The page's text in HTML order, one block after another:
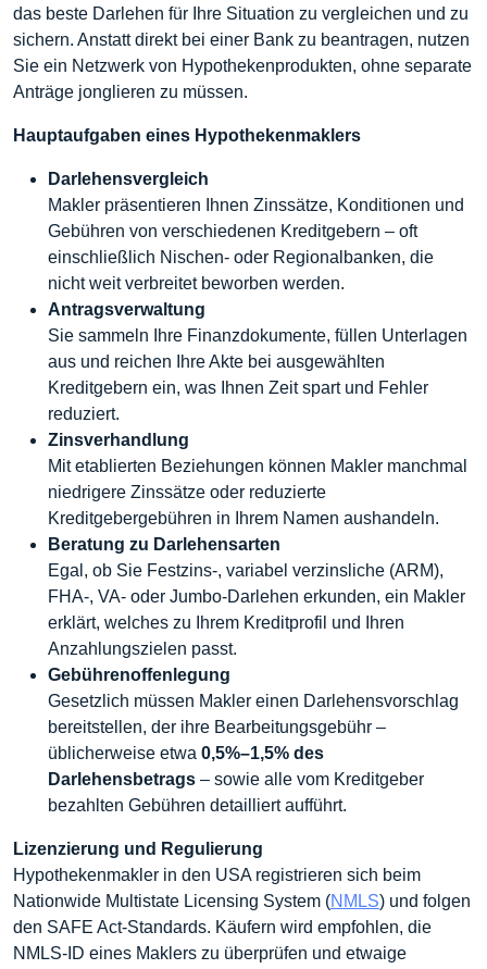
das beste Darlehen für Ihre Situation zu vergleichen und zu
sichern. Anstatt direkt bei einer Bank zu beantragen, nutzen
Sie ein Netzwerk von Hypothekenprodukten, ohne separate
Anträge jonglieren zu müssen.
Hauptaufgaben eines Hypothekenmaklers
Darlehensvergleich
Makler präsentieren Ihnen Zinssätze, Konditionen und
Gebühren von verschiedenen Kreditgebern – oft
einschließlich Nischen- oder Regionalbanken, die
nicht weit verbreitet beworben werden.
Antragsverwaltung
Sie sammeln Ihre Finanzdokumente, füllen Unterlagen
aus und reichen Ihre Akte bei ausgewählten
Kreditgebern ein, was Ihnen Zeit spart und Fehler
reduziert.
Zinsverhandlung
Mit etablierten Beziehungen können Makler manchmal
niedrigere Zinssätze oder reduzierte
Kreditgebergebühren in Ihrem Namen aushandeln.
Beratung zu Darlehensarten
Egal, ob Sie Festzins-, variabel verzinsliche (ARM),
FHA-, VA- oder Jumbo-Darlehen erkunden, ein Makler
erklärt, welches zu Ihrem Kreditprofil und Ihren
Anzahlungszielen passt.
Gebührenoffenlegung
Gesetzlich müssen Makler einen Darlehensvorschlag
bereitstellen, der ihre Bearbeitungsgebühr –
üblicherweise etwa 0,5%–1,5% des
Darlehensbetrags – sowie alle vom Kreditgeber
bezahlten Gebühren detailliert aufführt.
Lizenzierung und Regulierung
Hypothekenmakler in den USA registrieren sich beim
Nationwide Multistate Licensing System (NMLS) und folgen
den SAFE Act-Standards. Käufern wird empfohlen, die
NMLS-ID eines Maklers zu überprüfen und etwaige